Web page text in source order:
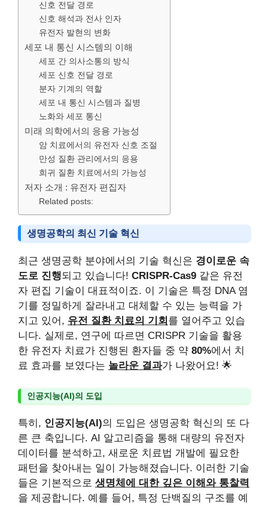
신호 전달 경로
신호 해석과 전사 인자
유전자 발현의 변화
세포 내 통신 시스템의 이해
세포 간 의사소통의 방식
세포 신호 전달 경로
분자 기계의 역할
세포 내 통신 시스템과 질병
노화와 세포 통신
미래 의학에서의 응용 가능성
암 치료에서의 유전자 신호 조절
만성 질환 관리에서의 응용
희귀 질환 치료에서의 가능성
저자 소개 : 유전자 편집자
Related posts:
생명공학의 최신 기술 혁신
최근 생명공학 분야에서의 기술 혁신은 경이로운 속
도로 진행되고 있습니다! CRISPR-Cas9 같은 유전
자 편집 기술이 대표적이죠. 이 기술은 특정 DNA 염
기를 정밀하게 잘라내고 대체할 수 있는 능력을 가
지고 있어, 유전 질환 치료의 기회 를 열어주고 있습
니다. 실제로, 연구에 따르면 CRISPR 기술을 활용
한 유전자 치료가 진행된 환자들 중 약 80%에서 치
료 효과를 보였다는 놀라운 결과가 나왔어요! 🌟
인공지능(AI)의 도입
특히, 인공지능(AI)의 도입은 생명공학 혁신의 또 다
른 큰 축입니다. AI 알고리즘을 통해 대량의 유전자
데이터를 분석하고, 새로운 치료법 개발에 필요한
패턴을 찾아내는 일이 가능해졌습니다. 이러한 기술
들은 기본적으로 생명체에 대한 깊은 이해와 통찰력
을 제공합니다. 예를 들어, 특정 단백질의 구조를 예